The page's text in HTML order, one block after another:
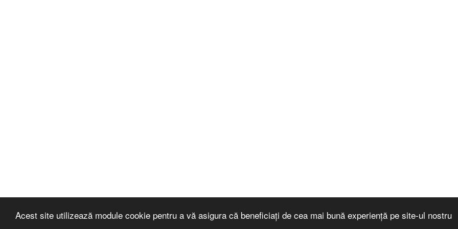
Acest site utilizează module cookie pentru a vă asigura că beneficiați de cea mai bună experiență pe site-ul nostru